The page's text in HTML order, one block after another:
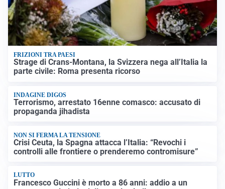
FRIZIONI TRA PAESI
Strage di Crans-Montana, la Svizzera nega all’Italia la
parte civile: Roma presenta ricorso
INDAGINE DIGOS
Terrorismo, arrestato 16enne comasco: accusato di
propaganda jihadista
NON SI FERMA LA TENSIONE
Crisi Ceuta, la Spagna attacca l’Italia: “Revochi i
controlli alle frontiere o prenderemo contromisure”
LUTTO
Francesco Guccini è morto a 86 anni: addio a un